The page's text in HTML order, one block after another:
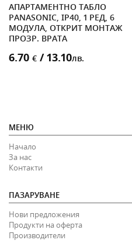
АПАРТАМЕНТНО ТАБЛО
PANASONIC, IP40, 1 РЕД, 6
МОДУЛА, ОТКРИТ МОНТАЖ
ПРОЗР. ВРАТА
6.70 € / 13.10лв.
МЕНЮ
Начало
За нас
Контакти
ПАЗАРУВАНЕ
Нови предложения
Продукти на оферта
Производители